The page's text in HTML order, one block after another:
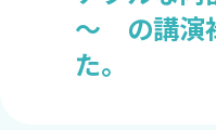
～ の講演
た。